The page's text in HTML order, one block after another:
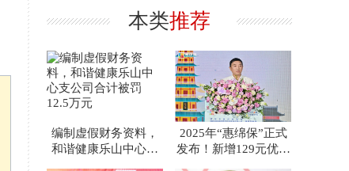
本类推荐
编制虚假财务资料，
和谐健康乐山中心支
2025年“惠绵保”正式
发布！新增129元优选